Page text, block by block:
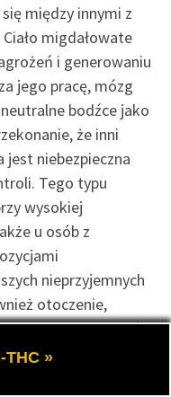
między innymi z
migdałowate
i generowaniu
jego pracę, mózg
bodźce jako
że inni
jest niebezpieczna
Tego typu
wysokiej
u osób z
nieprzyjemnych
otoczenie,
mogą nasilać
THC nie oznacza
układu nerwowego
THC »